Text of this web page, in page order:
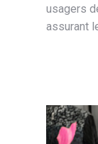
usagers
assurant